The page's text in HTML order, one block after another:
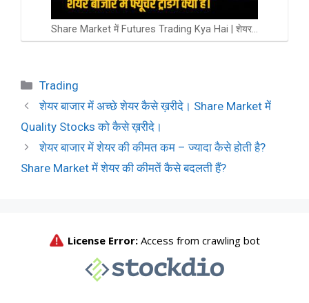
Share Market में Futures Trading Kya Hai | शेयर…
Categories
Trading
शेयर बाजार में अच्छे शेयर कैसे ख़रीदे। Share Market में
Quality Stocks को कैसे ख़रीदे।
शेयर बाजार में शेयर की कीमत कम – ज्यादा कैसे होती है?
Share Market में शेयर की कीमतें कैसे बदलती हैं?